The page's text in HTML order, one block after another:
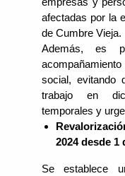
empresas y
afectadas por la
de Cumbre Vieja.
Además, es
social, evitando
trabajo en
temporales y
2024 desde 1
Se establece